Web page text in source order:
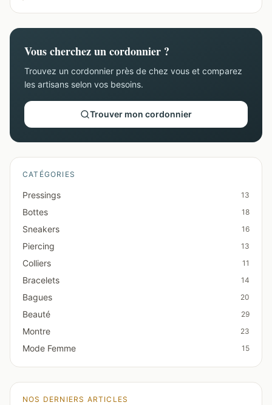
Vous cherchez un cordonnier ?
Trouvez un cordonnier près de chez vous et comparez
les artisans selon vos besoins.
Trouver mon cordonnier
CATÉGORIES
Pressings 13
Bottes 18
Sneakers 16
Piercing 13
Colliers 11
Bracelets 14
Bagues 20
Beauté 29
Montre 23
Mode Femme 15
NOS DERNIERS ARTICLES